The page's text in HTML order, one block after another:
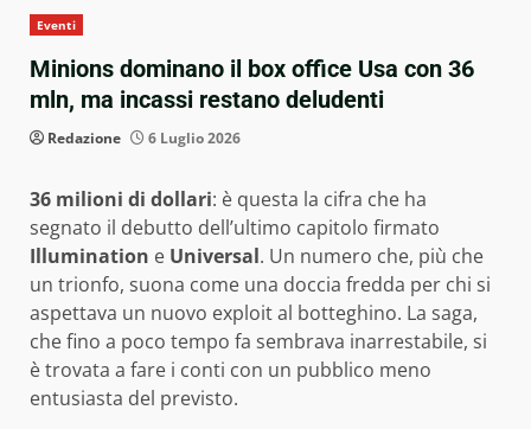
Eventi
Minions dominano il box office Usa con 36
mln, ma incassi restano deludenti
Redazione 6 Luglio 2026
36 milioni di dollari: è questa la cifra che ha
segnato il debutto dell’ultimo capitolo firmato
Illumination e Universal. Un numero che, più che
un trionfo, suona come una doccia fredda per chi si
aspettava un nuovo exploit al botteghino. La saga,
che fino a poco tempo fa sembrava inarrestabile, si
è trovata a fare i conti con un pubblico meno
entusiasta del previsto.